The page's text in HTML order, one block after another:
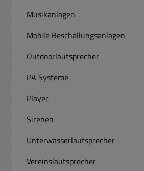
Musikanlagen
Mobile Beschallungsanlagen
Outdoorlautsprecher
PA Systeme
Player
Sirenen
Unterwasserlautsprecher
Vereinslautsprecher